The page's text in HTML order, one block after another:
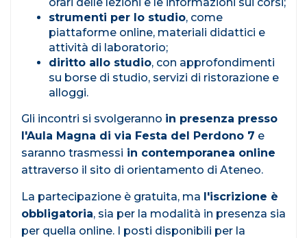
strumenti per lo studio, come
piattaforme online, materiali didattici e
attività di laboratorio;
diritto allo studio, con approfondimenti
su borse di studio, servizi di ristorazione e
alloggi.
Gli incontri si svolgeranno in presenza presso
l'Aula Magna di via Festa del Perdono 7 e
saranno trasmessi in contemporanea online
attraverso il sito di orientamento di Ateneo.
La partecipazione è gratuita, ma l'iscrizione è
obbligatoria, sia per la modalità in presenza sia
per quella online. I posti disponibili per la